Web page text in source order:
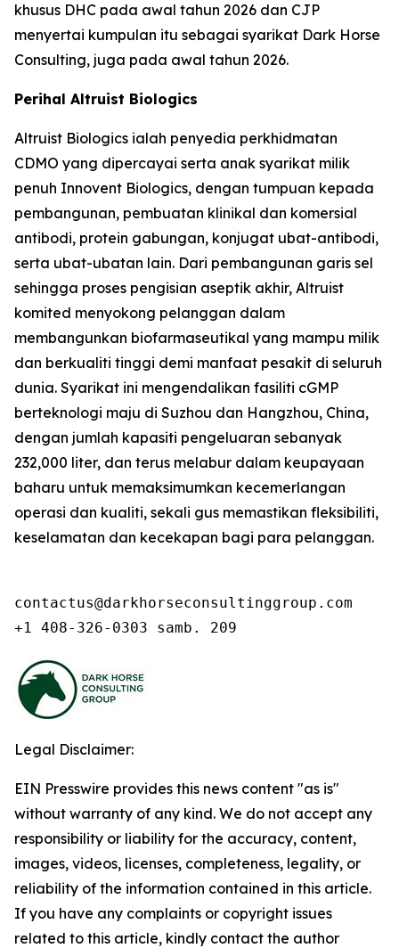
khusus DHC pada awal tahun 2026 dan CJP
menyertai kumpulan itu sebagai syarikat Dark Horse
Consulting, juga pada awal tahun 2026.
Perihal Altruist Biologics
Altruist Biologics ialah penyedia perkhidmatan
CDMO yang dipercayai serta anak syarikat milik
penuh Innovent Biologics, dengan tumpuan kepada
pembangunan, pembuatan klinikal dan komersial
antibodi, protein gabungan, konjugat ubat-antibodi,
serta ubat-ubatan lain. Dari pembangunan garis sel
sehingga proses pengisian aseptik akhir, Altruist
komited menyokong pelanggan dalam
membangunkan biofarmaseutikal yang mampu milik
dan berkualiti tinggi demi manfaat pesakit di seluruh
dunia. Syarikat ini mengendalikan fasiliti cGMP
berteknologi maju di Suzhou dan Hangzhou, China,
dengan jumlah kapasiti pengeluaran sebanyak
232,000 liter, dan terus melabur dalam keupayaan
baharu untuk memaksimumkan kecemerlangan
operasi dan kualiti, sekali gus memastikan fleksibiliti,
keselamatan dan kecekapan bagi para pelanggan.
contactus@darkhorseconsultinggroup.com
+1 408-326-0303 samb. 209
Legal Disclaimer:
EIN Presswire provides this news content "as is"
without warranty of any kind. We do not accept any
responsibility or liability for the accuracy, content,
images, videos, licenses, completeness, legality, or
reliability of the information contained in this article.
If you have any complaints or copyright issues
related to this article, kindly contact the author